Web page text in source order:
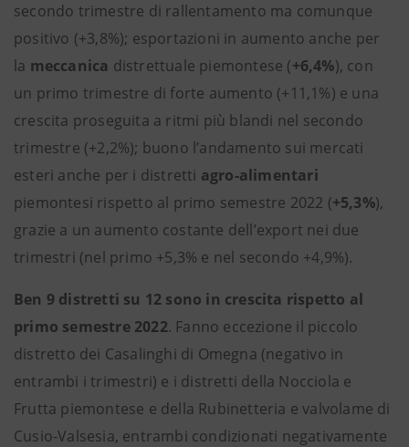
secondo trimestre di rallentamento ma comunque
positivo (+3,8%); esportazioni in aumento anche per
la meccanica distrettuale piemontese (+6,4%), con
un primo trimestre di forte aumento (+11,1%) e una
crescita proseguita a ritmi più blandi nel secondo
trimestre (+2,2%); buono l’andamento sui mercati
esteri anche per i distretti agro-alimentari
piemontesi rispetto al primo semestre 2022 (+5,3%),
grazie a un aumento costante dell’export nei due
trimestri (nel primo +5,3% e nel secondo +4,9%).
Ben 9 distretti su 12 sono in crescita rispetto al
primo semestre 2022. Fanno eccezione il piccolo
distretto dei Casalinghi di Omegna (negativo in
entrambi i trimestri) e i distretti della Nocciola e
Frutta piemontese e della Rubinetteria e valvolame di
Cusio-Valsesia, entrambi condizionati negativamente